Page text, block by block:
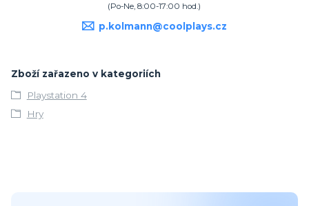
(Po-Ne, 8:00-17:00 hod.)
p.kolmann@coolplays.cz
Zboží zařazeno v kategoriích
Playstation 4
Hry